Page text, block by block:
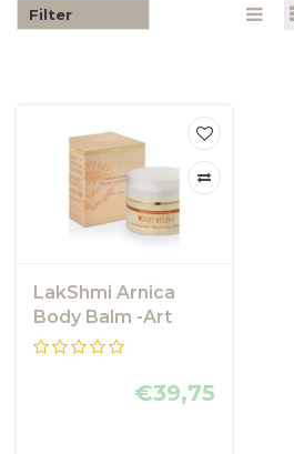
Filter
LakShmi Arnica
Body Balm -Art
Reum
€39,75